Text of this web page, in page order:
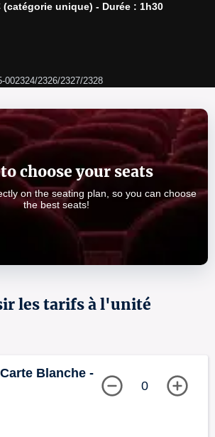
(catégorie unique) - Durée : 1h30
002324/2326/2327/2328
choose your seats
on the seating plan, so you can choose
the best seats!
les tarifs à l'unité
Blanche -
0